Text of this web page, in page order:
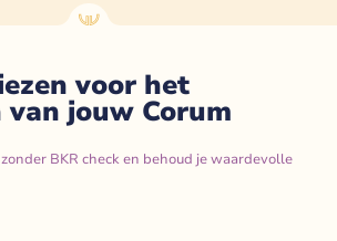
voor het
jouw Corum
BKR check en behoud je waardevolle